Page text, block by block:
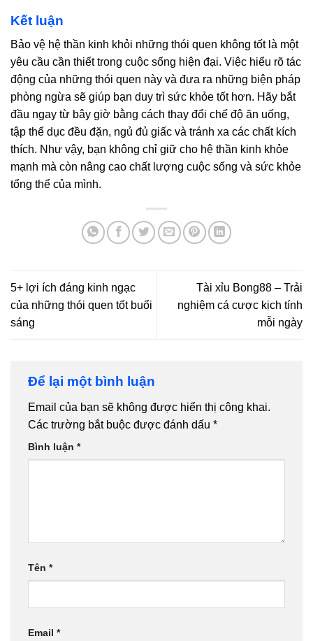
Kết luận
Bảo vệ hệ thần kinh khỏi những thói quen không tốt là một
yêu cầu cần thiết trong cuộc sống hiện đại. Việc hiểu rõ tác
động của những thói quen này và đưa ra những biện pháp
phòng ngừa sẽ giúp bạn duy trì sức khỏe tốt hơn. Hãy bắt
đầu ngay từ bây giờ bằng cách thay đổi chế độ ăn uống,
tập thể dục đều đặn, ngủ đủ giấc và tránh xa các chất kích
thích. Như vậy, bạn không chỉ giữ cho hệ thần kinh khỏe
mạnh mà còn nâng cao chất lượng cuộc sống và sức khỏe
tổng thể của mình.
5+ lợi ích đáng kinh ngạc
của những thói quen tốt buổi
sáng
Tài xỉu Bong88 – Trải
nghiệm cá cược kịch tính
mỗi ngày
Để lại một bình luận
Email của bạn sẽ không được hiển thị công khai.
Các trường bắt buộc được đánh dấu *
Bình luận *
Tên *
Email *